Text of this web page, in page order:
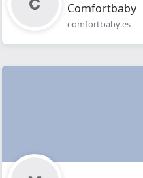
Comfortbaby
comfortbaby.es